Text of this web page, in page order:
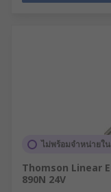
ไม่พร้อมจำหน่ายใ
Thomson Linear
890N 24V